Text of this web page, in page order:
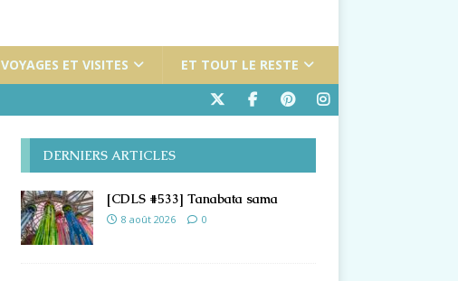
VOYAGES ET VISITES ET TOUT LE RESTE
DERNIERS ARTICLES
[CDLS #533] Tanabata sama
8 août 2026 0